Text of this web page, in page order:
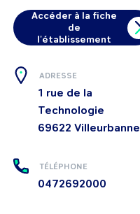
Accéder à la fiche
de
l'établissement
ADRESSE
1 rue de la
Technologie
69622 Villeurbanne
TÉLÉPHONE
0472692000